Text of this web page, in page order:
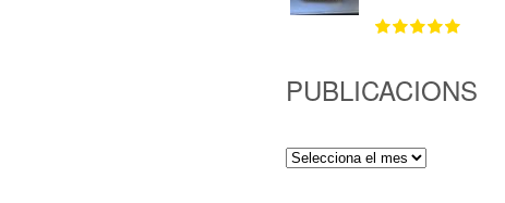
PUBLICACIONS
Publicacions